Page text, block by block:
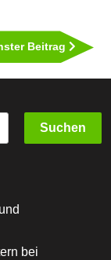
Beitrag
Suchen
bei